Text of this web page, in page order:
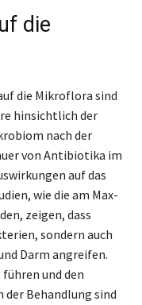
die
die Mikroflora sind
hinsichtlich der
nach der
von Antibiotika im
auf das
wie die am Max-
zeigen, dass
sondern auch
Darm angreifen.
und den
Behandlung sind